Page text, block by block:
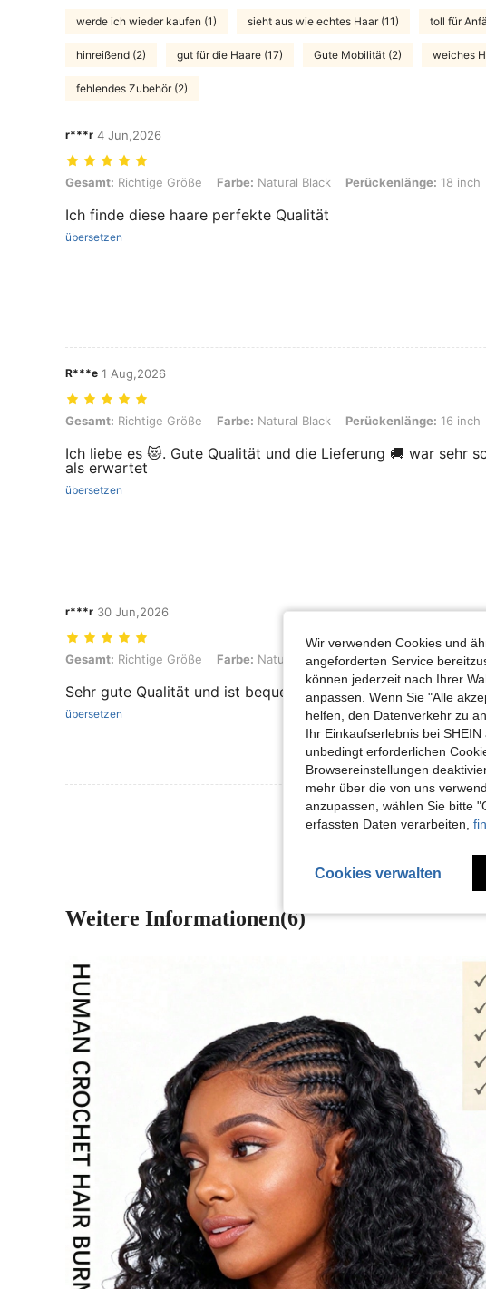
werde ich wieder kaufen (1) sieht aus wie echtes Haar (11) toll für
hinreißend (2) gut für die Haare (17) Gute Mobilität (2) weiches
fehlendes Zubehör (2)
r***r 4 Jun,2026
Gesamt: Richtige Größe, Farbe: Natural Black, Perückenlänge: 18 inch,
Gesamt: Richtige Größe Farbe: Natural Black Perückenlänge: 18 inch
Ich finde diese haare perfekte Qualität
übersetzen
R***e 1 Aug,2026
Gesamt: Richtige Größe, Farbe: Natural Black, Perückenlänge: 16 inch,
Gesamt: Richtige Größe Farbe: Natural Black Perückenlänge: 16 inch
Ich liebe es 😻. Gute Qualität und die Lieferung 🚚 war sehr
als erwartet
übersetzen
r***r 30 Jun,2026
Gesamt: Richtige Größe, Farbe: Natural Black, Perückenlänge: 20 inch,
Gesamt: Richtige Größe Farbe: Natural Black Perückenlänge: 20 inch
Sehr gute Qualität und ist bequem
übersetzen
Mehr Bewertungen Ansehen
Weitere Informationen(6)
Wir verwenden Cookies und
angeforderten Service
können jederzeit nach Ihrer
anpassen. Wenn Sie "Alle
helfen, den Datenverkehr zu
Ihr Einkaufserlebnis bei
unbedingt erforderlichen
Browsereinstellungen
mehr über die von uns
anzupassen, wählen Sie bitte
erfassten Daten verarbeiten,
Cookies verwalten